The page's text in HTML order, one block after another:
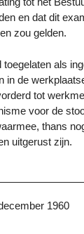
en dat dit
zou gelden.
als
in de
tot
voor de
thans
uitgerust zijn.
1960